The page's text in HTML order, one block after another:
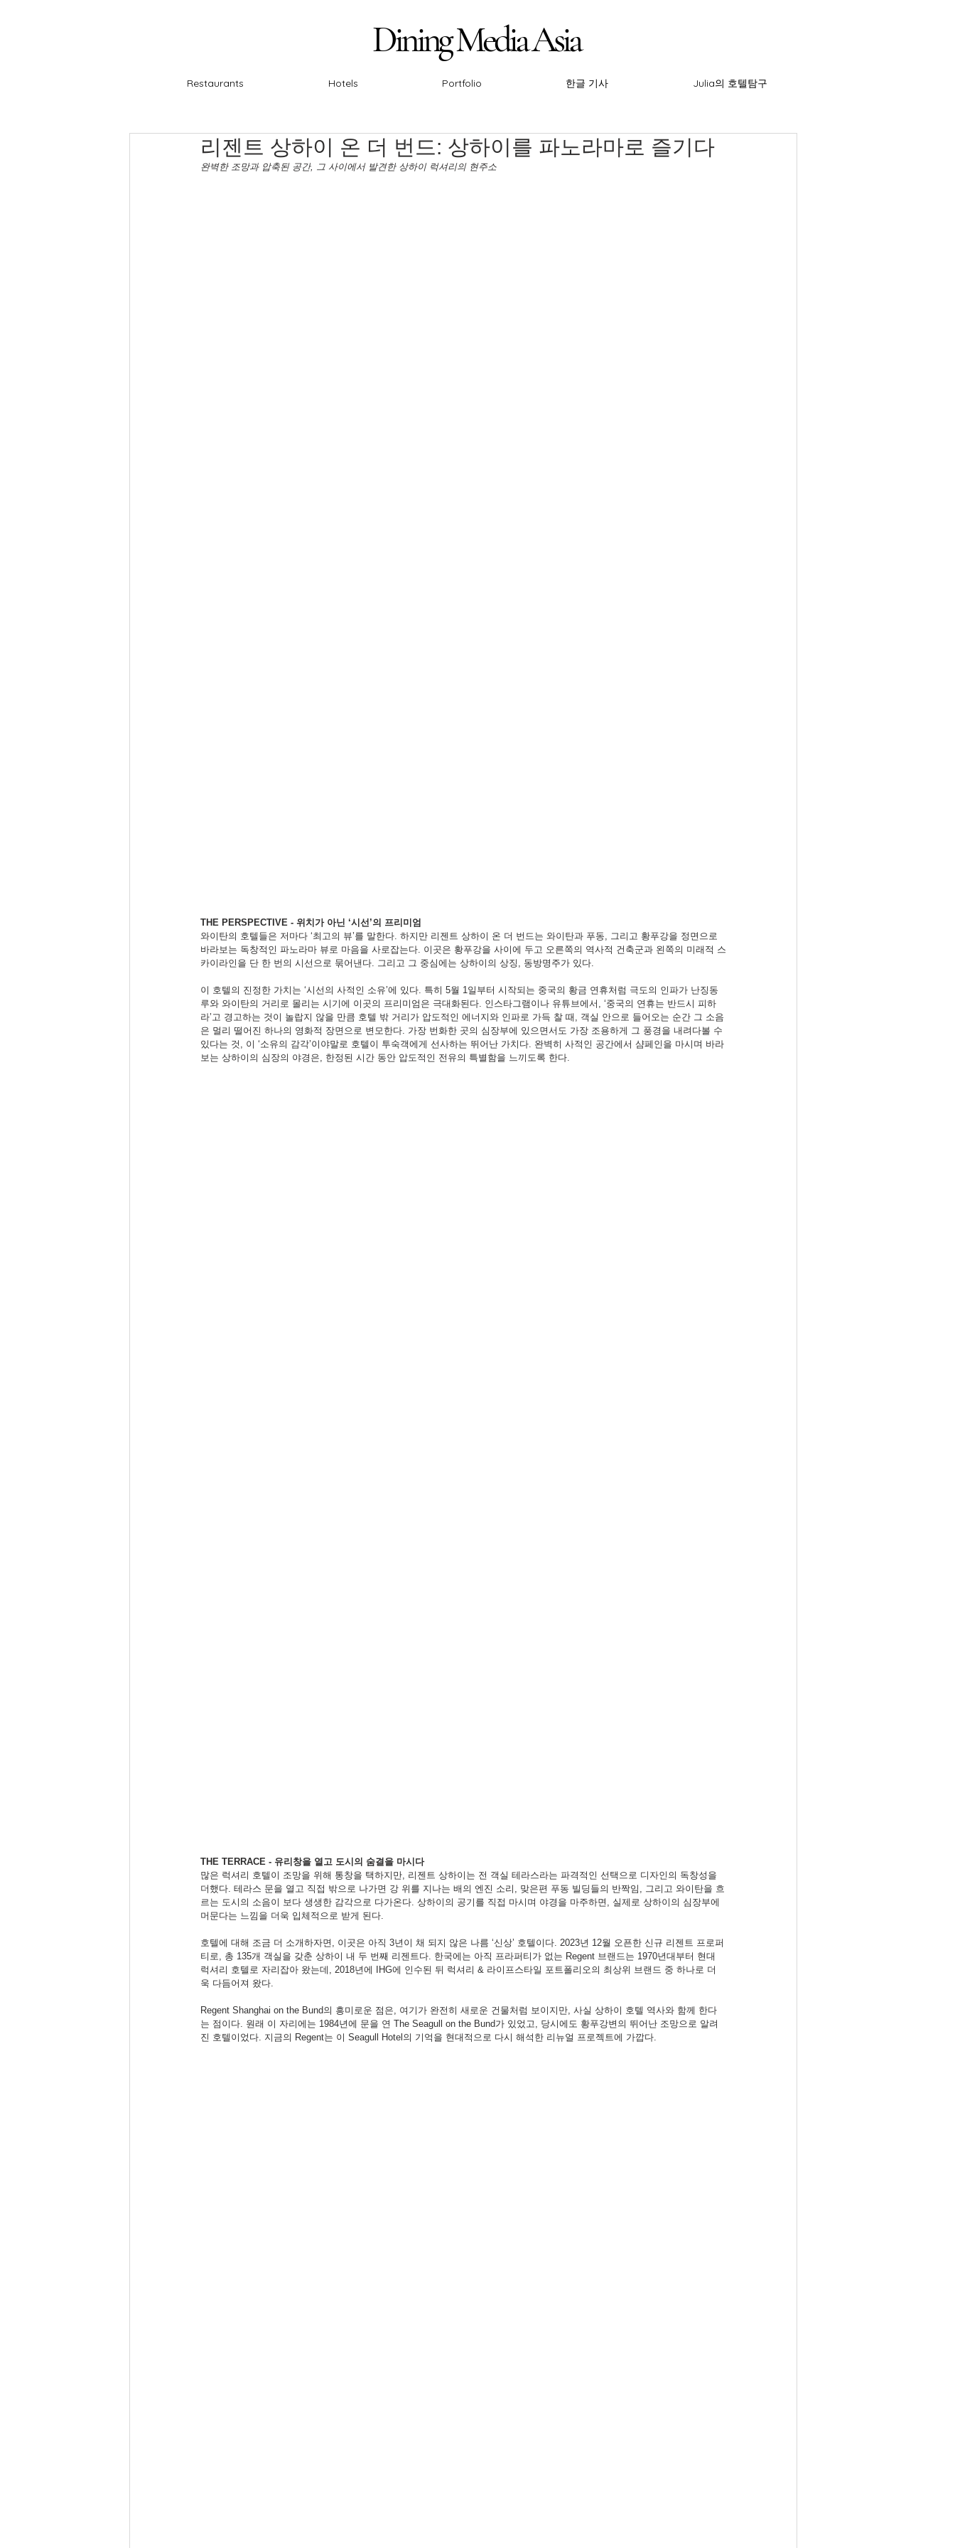
Dining Media Asia
Dining Media Asia
Restaurants Hotels Portfolio 한글 기사 Julia의 호텔탐구
리젠트 상하이 온 더 번드: 상하이를 파노라마로 즐기다
완벽한 조망과 압축된 공간, 그 사이에서 발견한 상하이 럭셔리의 현주소
THE PERSPECTIVE - 위치가 아닌 ‘시선’의 프리미엄
와이탄의 호텔들은 저마다 ‘최고의 뷰’를 말한다. 하지만 리젠트 상하이 온 더 번드는 와이탄과 푸동, 그리고 황푸강을 정면으로
바라보는 독창적인 파노라마 뷰로 마음을 사로잡는다. 이곳은 황푸강을 사이에 두고 오른쪽의 역사적 건축군과 왼쪽의 미래적 스
카이라인을 단 한 번의 시선으로 묶어낸다. 그리고 그 중심에는 상하이의 상징, 동방명주가 있다.
이 호텔의 진정한 가치는 ‘시선의 사적인 소유’에 있다. 특히 5월 1일부터 시작되는 중국의 황금 연휴처럼 극도의 인파가 난징동
루와 와이탄의 거리로 몰리는 시기에 이곳의 프리미엄은 극대화된다. 인스타그램이나 유튜브에서, ‘중국의 연휴는 반드시 피하
라’고 경고하는 것이 놀랍지 않을 만큼 호텔 밖 거리가 압도적인 에너지와 인파로 가득 찰 때, 객실 안으로 들어오는 순간 그 소음
은 멀리 떨어진 하나의 영화적 장면으로 변모한다. 가장 번화한 곳의 심장부에 있으면서도 가장 조용하게 그 풍경을 내려다볼 수
있다는 것, 이 ‘소유의 감각’이야말로 호텔이 투숙객에게 선사하는 뛰어난 가치다. 완벽히 사적인 공간에서 샴페인을 마시며 바라
보는 상하이의 심장의 야경은, 한정된 시간 동안 압도적인 전유의 특별함을 느끼도록 한다.
THE TERRACE - 유리창을 열고 도시의 숨결을 마시다
많은 럭셔리 호텔이 조망을 위해 통창을 택하지만, 리젠트 상하이는 전 객실 테라스라는 파격적인 선택으로 디자인의 독창성을
더했다. 테라스 문을 열고 직접 밖으로 나가면 강 위를 지나는 배의 엔진 소리, 맞은편 푸동 빌딩들의 반짝임, 그리고 와이탄을 흐
르는 도시의 소음이 보다 생생한 감각으로 다가온다. 상하이의 공기를 직접 마시며 야경을 마주하면, 실제로 상하이의 심장부에
머문다는 느낌을 더욱 입체적으로 받게 된다.
호텔에 대해 조금 더 소개하자면, 이곳은 아직 3년이 채 되지 않은 나름 ‘신상’ 호텔이다. 2023년 12월 오픈한 신규 리젠트 프로퍼
티로, 총 135개 객실을 갖춘 상하이 내 두 번째 리젠트다. 한국에는 아직 프라퍼티가 없는 Regent 브랜드는 1970년대부터 현대
럭셔리 호텔로 자리잡아 왔는데, 2018년에 IHG에 인수된 뒤 럭셔리 & 라이프스타일 포트폴리오의 최상위 브랜드 중 하나로 더
욱 다듬어져 왔다.
Regent Shanghai on the Bund의 흥미로운 점은, 여기가 완전히 새로운 건물처럼 보이지만, 사실 상하이 호텔 역사와 함께 한다
는 점이다. 원래 이 자리에는 1984년에 문을 연 The Seagull on the Bund가 있었고, 당시에도 황푸강변의 뛰어난 조망으로 알려
진 호텔이었다. 지금의 Regent는 이 Seagull Hotel의 기억을 현대적으로 다시 해석한 리뉴얼 프로젝트에 가깝다.